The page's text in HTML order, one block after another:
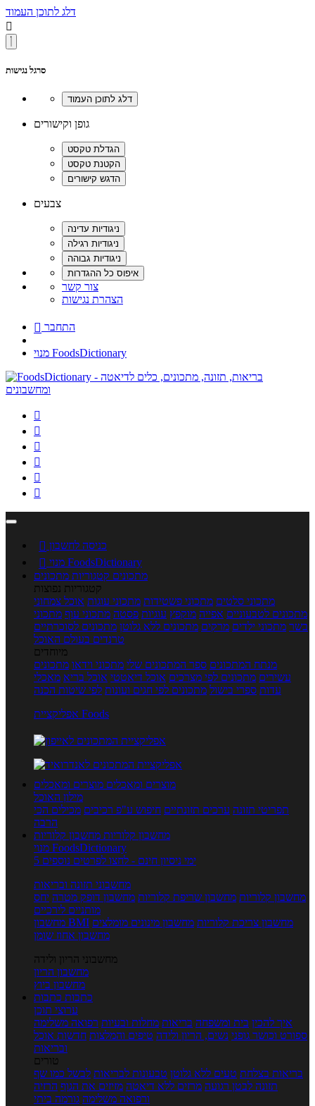
דלג לתוכן העמוד

סרגל נגישות
גופן וקישורים
צבעים
צור קשר
הצהרת נגישות
 התחבר
מנוי FoodsDictionary






 כניסה לחשבון

מנוי FoodsDictionary
מתכונים קטגוריות מתכונים
קטגוריות נפוצות
מתכוני סלטים מתכוני פשטידות מתכוני עוגות אוכל צמחוני
מתכונים לטבעוניים אפייה מוקפץ עוגיות פסטה מתכוני עוף מתכוני
בשר מתכוני ילדים מרקים מתכונים ללא גלוטן מתכונים לסוכרתיים
טרנדים בעולם האוכל
מיוחדים
מנתח המתכונים ספר המתכונים שלי מתכוני וידאו מתכונים
עשירים מתכונים לפי מצרכים אוכל דיאטטי אוכל בריא מאכלי
עדות ספרי בישול מתכונים לפי חגים ועונות לפי שיטות הכנה
אפליקציית Foods
מוצרים ומאכלים מוצרים ומאכלים
מילון האוכל
תפריטי תזונה ערכים תזונתיים חיפוש ע"פ רכיבים מכילים הכי
הרבה
מחשבון קלוריות מחשבון קלוריות
מנוי FoodsDictionary
5 ימי ניסיון חינם - לחצו לפרטים נוספים
מחשבוני תזונה ובריאות
מחשבון קלוריות מחשבון שריפת קלוריות מחשבון דופק מטרה יחס
מותניים לירכיים
מחשבון BMI
מחשבון צריכת קלוריות מחשבון מינונים מומלצים
מחשבון אחוז שומן
מחשבוני הריון ולידה
מחשבון הריון
מחשבון ביוץ
כתבות כתבות
ערוצי תוכן
איך להכין בית ומשפחה בריאות מחלות ובעיות רפואה משלימה
ספורט וכושר גופני נשים, הריון ולידה טיפים והמלצות חדשות אוכל
ובריאות
טורים
בריאות בצלחת טעים ללא גלוטן טבעונות לבריאות לבשל כמו שף
תזונה לבטן רגועה מרזים ללא דיאטה מזיזים את הגוף הרזיה
ורפואה משלימה גורמה ביתי